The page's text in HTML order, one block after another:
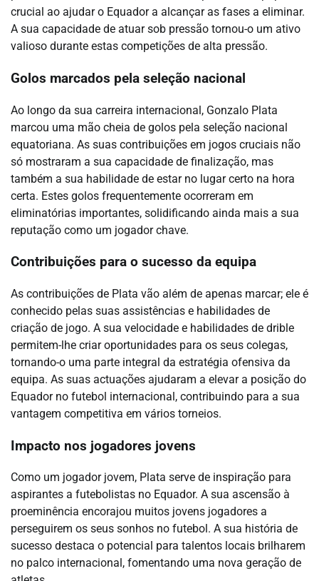
crucial ao ajudar o Equador a alcançar as fases a eliminar.
A sua capacidade de atuar sob pressão tornou-o um ativo
valioso durante estas competições de alta pressão.
Golos marcados pela seleção nacional
Ao longo da sua carreira internacional, Gonzalo Plata
marcou uma mão cheia de golos pela seleção nacional
equatoriana. As suas contribuições em jogos cruciais não
só mostraram a sua capacidade de finalização, mas
também a sua habilidade de estar no lugar certo na hora
certa. Estes golos frequentemente ocorreram em
eliminatórias importantes, solidificando ainda mais a sua
reputação como um jogador chave.
Contribuições para o sucesso da equipa
As contribuições de Plata vão além de apenas marcar; ele é
conhecido pelas suas assistências e habilidades de
criação de jogo. A sua velocidade e habilidades de drible
permitem-lhe criar oportunidades para os seus colegas,
tornando-o uma parte integral da estratégia ofensiva da
equipa. As suas actuações ajudaram a elevar a posição do
Equador no futebol internacional, contribuindo para a sua
vantagem competitiva em vários torneios.
Impacto nos jogadores jovens
Como um jogador jovem, Plata serve de inspiração para
aspirantes a futebolistas no Equador. A sua ascensão à
proeminência encorajou muitos jovens jogadores a
perseguirem os seus sonhos no futebol. A sua história de
sucesso destaca o potencial para talentos locais brilharem
no palco internacional, fomentando uma nova geração de